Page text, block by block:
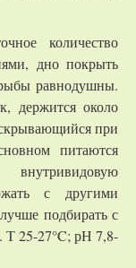
количество
дно покрыть
равнодушны.
держится около
при
питаются
с другими
подбирать с
Т 25-27°C; рН 7,8-